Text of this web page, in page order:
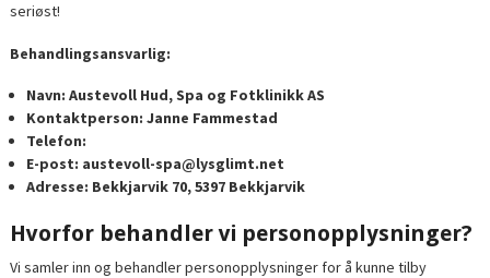
seriøst!
Behandlingsansvarlig:
Navn: Austevoll Hud, Spa og Fotklinikk AS
Kontaktperson: Janne Fammestad
Telefon:
E-post: austevoll-spa@lysglimt.net
Adresse: Bekkjarvik 70, 5397 Bekkjarvik
Hvorfor behandler vi personopplysninger?
Vi samler inn og behandler personopplysninger for å kunne tilby